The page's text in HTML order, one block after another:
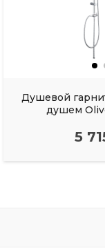
Душевой
душем
5